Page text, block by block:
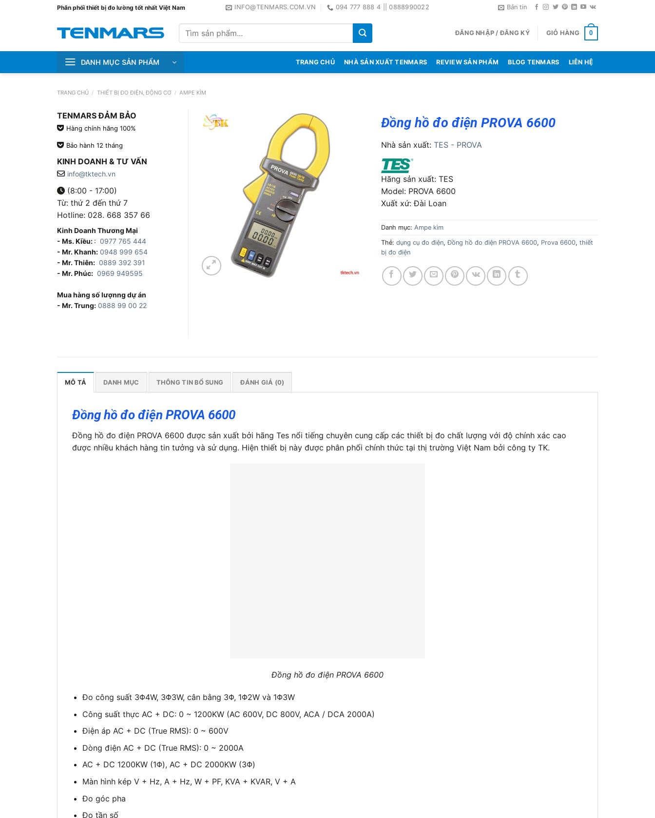
Phân phối thiết bị đo lường tốt nhất Việt Nam INFO@TENMARS.COM.VN 094 777 888 4 || 0888990022 Bản tin
kiếm:
ĐĂNG NHẬP / ĐĂNG KÝ GIỎ HÀNG 0
DANH MỤC SẢN PHẨM TRANG CHỦ NHÀ SẢN XUẤT TENMARS REVIEW SẢN PHẨM BLOG TENMARS LIÊN HỆ
TRANG CHỦ / THIẾT BỊ ĐO ĐIỆN, ĐỘNG CƠ / AMPE KÌM
Đồng hồ đo điện PROVA 6600
Nhà sản xuất: TES - PROVA
Hãng sản xuất: TES
Model: PROVA 6600
Xuất xứ: Ðài Loan
Danh mục: Ampe kìm
Thẻ: dụng cụ đo điện,Đồng hồ đo điện PROVA 6600, Prova 6600, thiết
bị đo điện
TENMARS ĐẢM BẢO
Hàng chính hãng 100%
Bảo hành 12 tháng
KINH DOANH & TƯ VẤN
info@tktech.vn
(8:00 - 17:00)
Từ: thứ 2 đến thứ 7
Hotline: 028. 668 357 66
Kinh Doanh Thương Mại
- Ms. Kiều: : 0977 765 444
- Mr. Khanh: 0948 999 654
- Mr. Thiên: 0889 392 391
- Mr. Phúc: 0969 949595
Mua hàng số lượnng dự án
- Mr. Trung: 0888 99 00 22
MÔ TẢ DANH MỤC THÔNG TIN BỔ SUNG ĐÁNH GIÁ (0)
Đồng hồ đo điện PROVA 6600
Đồng hồ đo điện PROVA 6600 được sản xuất bởi hãng Tes nổi tiếng chuyên cung cấp các thiết bị đo chất lượng với độ chính xác cao
được nhiều khách hàng tin tưởng và sử dụng. Hiện thiết bị này được phân phối chính thức tại thị trường Việt Nam bởi công ty TK.
Đồng hồ đo điện PROVA 6600
Đo công suất 3Φ4W, 3Φ3W, cân bằng 3Φ, 1Φ2W và 1Φ3W
Công suất thực AC + DC: 0 ~ 1200KW (AC 600V, DC 800V, ACA / DCA 2000A)
Điện áp AC + DC (True RMS): 0 ~ 600V
Dòng điện AC + DC (True RMS): 0 ~ 2000A
AC + DC 1200KW (1Φ), AC + DC 2000KW (3Φ)
Màn hình kép V + Hz, A + Hz, W + PF, KVA + KVAR, V + A
Đo góc pha
Đo tần số